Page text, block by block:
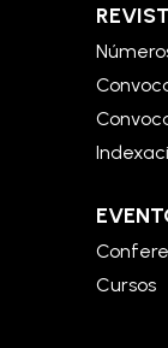
Cursos